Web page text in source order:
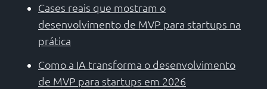
Cases reais que mostram o
desenvolvimento de MVP para startups na
prática
Como a IA transforma o desenvolvimento
de MVP para startups em 2026